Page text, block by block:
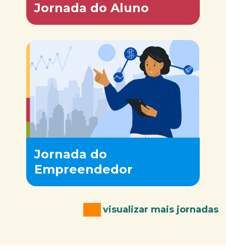
Jornada do Aluno
Jornada do
Empreendedor
visualizar mais jornadas